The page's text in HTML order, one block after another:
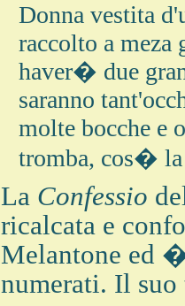
Donna vestita
raccolto a meza
haver� due
saranno
molte bocche e
tromba, cos�
La Confessio
ricalcata e
Melantone ed
numerati. Il